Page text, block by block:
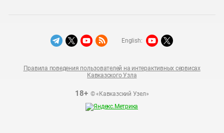
18+© «Кавказский Узел»
Правила поведения пользователей на интерактивных сервисах
Кавказского Узла
English: